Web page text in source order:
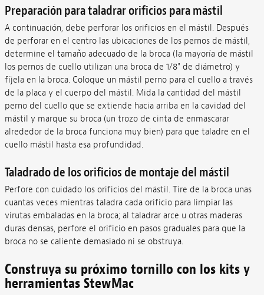
Preparación para taladrar orificios para mástil
A continuación, debe perforar los orificios en el mástil. Después
de perforar en el centro las ubicaciones de los pernos de mástil,
determine el tamaño adecuado de la broca (la mayoría de mástil
los pernos de cuello utilizan una broca de 1/8" de diámetro) y
fíjela en la broca. Coloque un mástil perno para el cuello a través
de la placa y el cuerpo del mástil. Mida la cantidad del mástil
perno del cuello que se extiende hacia arriba en la cavidad del
mástil y marque su broca (un trozo de cinta de enmascarar
alrededor de la broca funciona muy bien) para que taladre en el
cuello mástil hasta esa profundidad.
Taladrado de los orificios de montaje del mástil
Perfore con cuidado los orificios del mástil. Tire de la broca unas
cuantas veces mientras taladra cada orificio para limpiar las
virutas embaladas en la broca; al taladrar arce u otras maderas
duras densas, perfore el orificio en pasos graduales para que la
broca no se caliente demasiado ni se obstruya.
Construya su próximo tornillo con los kits y
herramientas StewMac